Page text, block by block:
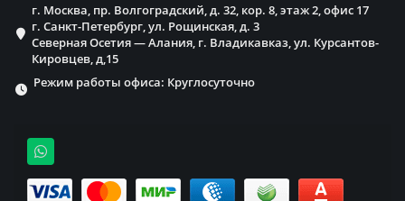
г. Москва, пр. Волгоградский, д. 32, кор. 8, этаж 2, офис 17
г. Санкт-Петербург, ул. Рощинская, д. 3
Северная Осетия — Алания, г. Владикавказ, ул. Курсантов-
Кировцев, д,15
Режим работы офиса: Круглосуточно